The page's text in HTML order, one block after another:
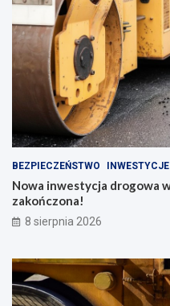
BEZPIECZEŃSTWO INWESTYCJE
Nowa inwestycja drogowa
zakończona!
8 sierpnia 2026